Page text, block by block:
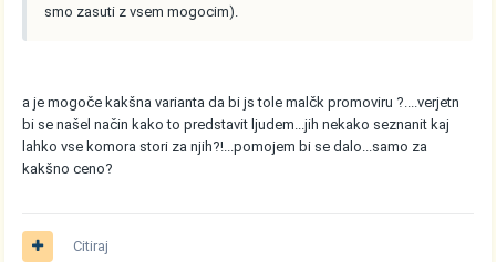
smo zasuti z vsem mogocim).
a je mogoče kakšna varianta da bi js tole malčk promoviru ?....verjetn
bi se našel način kako to predstavit ljudem...jih nekako seznanit kaj
lahko vse komora stori za njih?!...pomojem bi se dalo...samo za
kakšno ceno?
Citiraj